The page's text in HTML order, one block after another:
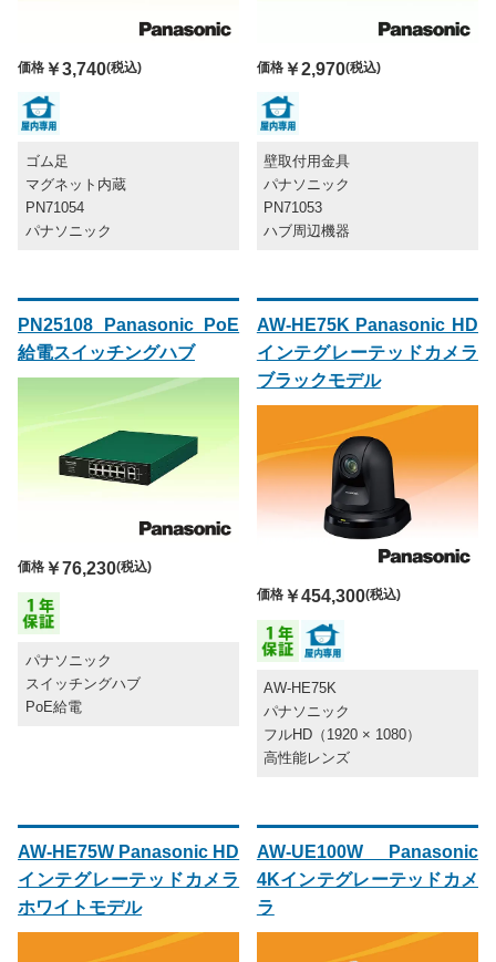
価格 ￥3,740(税込)
ゴム足
マグネット内蔵
PN71054
パナソニック
価格￥2,970(税込)
壁取付用金具
パナソニック
PN71053
ハブ周辺機器
PN25108 Panasonic PoE
給電スイッチングハブ
価格 ￥76,230(税込)
パナソニック
スイッチングハブ
PoE給電
AW-HE75K Panasonic HD
インテグレーテッドカメラ
ブラックモデル
価格￥454,300(税込)
AW-HE75K
パナソニック
フルHD（1920 × 1080）
高性能レンズ
AW-HE75W Panasonic HD
インテグレーテッドカメラ
ホワイトモデル
AW-UE100W Panasonic
4Kインテグレーテッドカメ
ラ